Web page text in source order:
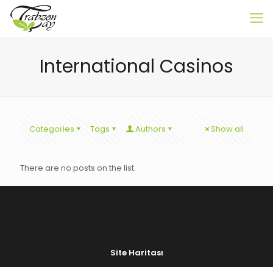
International Casinos
Categories Tags Authors Show all
There are no posts on the list.
Site Haritası